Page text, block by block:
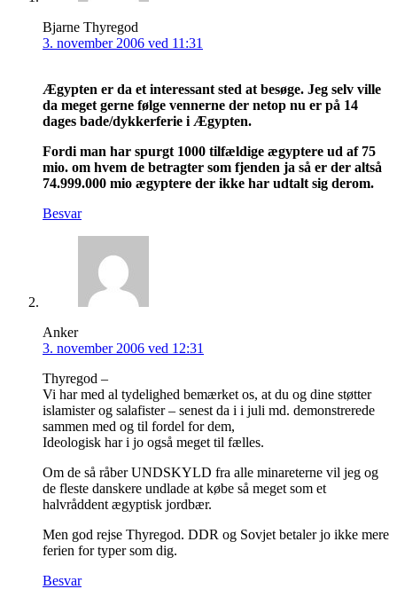
Bjarne Thyregod
3. november 2006 ved 11:31
Ægypten er da et interessant sted at besøge. Jeg selv ville
da meget gerne følge vennerne der netop nu er på 14
dages bade/dykkerferie i Ægypten.
Fordi man har spurgt 1000 tilfældige ægyptere ud af 75
mio. om hvem de betragter som fjenden ja så er der altså
74.999.000 mio ægyptere der ikke har udtalt sig derom.
Besvar
Anker
3. november 2006 ved 12:31
Thyregod –
Vi har med al tydelighed bemærket os, at du og dine støtter
islamister og salafister – senest da i i juli md. demonstrerede
sammen med og til fordel for dem,
Ideologisk har i jo også meget til fælles.
Om de så råber UNDSKYLD fra alle minareterne vil jeg og
de fleste danskere undlade at købe så meget som et
halvråddent ægyptisk jordbær.
Men god rejse Thyregod. DDR og Sovjet betaler jo ikke mere
ferien for typer som dig.
Besvar